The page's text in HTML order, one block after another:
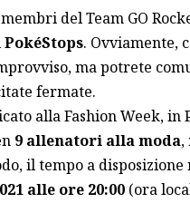
del Team GO
PokéStops. Ovviamente,
ma potrete
fermate.
alla Fashion Week, in
9 allenatori alla moda,
il tempo a disposizione
alle ore 20:00(ora